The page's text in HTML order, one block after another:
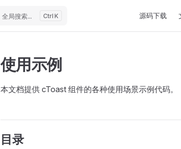
全局搜索... K 源码下载
使用示例
本文档提供 cToast 组件的各种使用场景示例代码。
目录